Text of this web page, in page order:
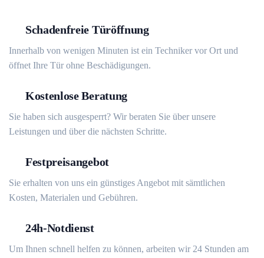
Schadenfreie Türöffnung
Innerhalb von wenigen Minuten ist ein Techniker vor Ort und
öffnet Ihre Tür ohne Beschädigungen.
Kostenlose Beratung
Sie haben sich ausgesperrt? Wir beraten Sie über unsere
Leistungen und über die nächsten Schritte.
Festpreisangebot
Sie erhalten von uns ein günstiges Angebot mit sämtlichen
Kosten, Materialen und Gebühren.
24h-Notdienst
Um Ihnen schnell helfen zu können, arbeiten wir 24 Stunden am